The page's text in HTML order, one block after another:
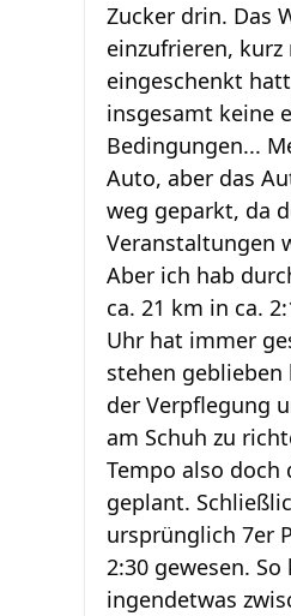
Zucker drin. Das
einzufrieren, kurz
eingeschenkt
insgesamt keine
Bedingungen...
Auto, aber das
weg geparkt, da
Veranstaltungen
Aber ich hab
ca. 21 km in ca.
Uhr hat immer
stehen geblieben
der Verpflegung
am Schuh zu
Tempo also
geplant.
ursprünglich 7er
2:30 gewesen.
ingendetwas